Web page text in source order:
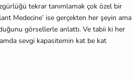
tekrar tanımlamak çok özel bir
Medecine’ ise gerçekten her şeyin ama
görsellerle anlattı. Ve tabii ki her
sevgi kapasitemin kat be kat